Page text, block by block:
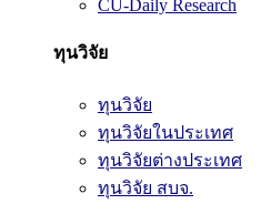
CU-Daily Research
ทุนวิจัย
ทุนวิจัย
ทุนวิจัยในประเทศ
ทุนวิจัยต่างประเทศ
ทุนวิจัย สบจ.